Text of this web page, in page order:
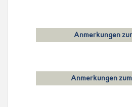
Anmerkungen
Anmerkungen